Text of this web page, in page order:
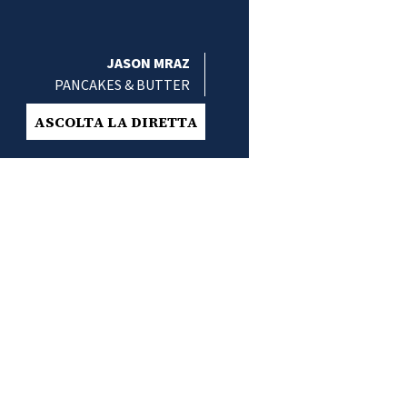
JASON MRAZ
PANCAKES & BUTTER
ASCOLTA LA DIRETTA